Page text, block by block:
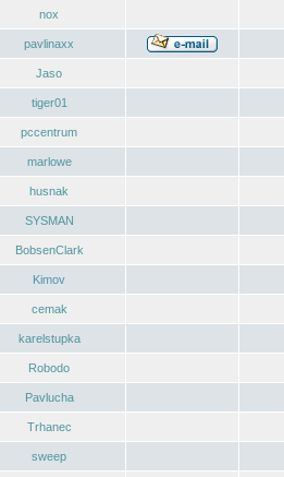
nox
pavlinaxx
Jaso
tiger01
pccentrum
marlowe
husnak
SYSMAN
BobsenClark
Kimov
cemak
karelstupka
Robodo
Pavlucha
Trhanec
sweep